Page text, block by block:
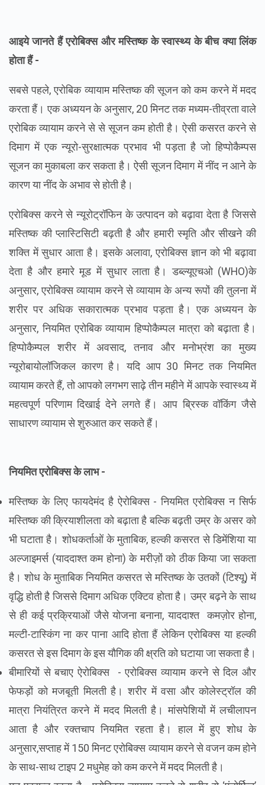
आइये जानते हैं एरोबिक्स और मस्तिष्क के स्वास्थ्य के बीच क्या लिंक
होता हैं -
सबसे पहले, एरोबिक व्यायाम मस्तिष्क की सूजन को कम करने में मदद
करता हैं। एक अध्ययन के अनुसार, 20 मिनट तक मध्यम-तीव्रता वाले
एरोबिक व्यायाम करने से से सूजन कम होती है। ऐसी कसरत करने से
दिमाग में एक न्यूरो-सुरक्षात्मक प्रभाव भी पड़ता है जो हिप्पोकैम्पस
सूजन का मुकाबला कर सकता है। ऐसी सूजन दिमाग में नींद न आने के
कारण या नींद के अभाव से होती है।
एरोबिक्स करने से न्यूरोट्रॉफिन के उत्पादन को बढ़ावा देता है जिससे
मस्तिष्क की प्लास्टिसिटी बढ़ती है और हमारी स्मृति और सीखने की
शक्ति में सुधार आता है। इसके अलावा, एरोबिक्स ज्ञान को भी बढ़ावा
देता है और हमारे मूड में सुधार लाता है। डब्ल्यूएचओ (WHO)के
अनुसार, एरोबिक्स व्यायाम करने से व्यायाम के अन्य रूपों की तुलना में
शरीर पर अधिक सकारात्मक प्रभाव पड़ता है। एक अध्ययन के
अनुसार, नियमित एरोबिक व्यायाम हिप्पोकैम्पल मात्रा को बढ़ाता है।
हिप्पोकैम्पल शरीर में अवसाद, तनाव और मनोभ्रंश का मुख्य
न्यूरोबायोलॉजिकल कारण है। यदि आप 30 मिनट तक नियमित
व्यायाम करते हैं, तो आपको लगभग साढ़े तीन महीने में आपके स्वास्थ्य में
महत्वपूर्ण परिणाम दिखाई देने लगते हैं। आप ब्रिस्क वॉकिंग जैसे
साधारण व्यायाम से शुरुआत कर सकते हैं।
नियमित एरोबिक्स के लाभ -
मस्तिष्क के लिए फायदेमंद है ऐरोबिक्स - नियमित एरोबिक्स न सिर्फ
मस्तिष्क की क्रियाशीलता को बढ़ाता है बल्कि बढ़ती उम्र के असर को
भी घटाता है। शोधकर्ताओं के मुताबिक, हल्की कसरत से डिमेंशिया या
अल्जाइमर्स (याददाश्त कम होना) के मरीज़ों को ठीक किया जा सकता
है। शोध के मुताबिक नियमित कसरत से मस्तिष्क के उतकों (टिश्यू) में
वृद्धि होती है जिससे दिमाग अधिक एक्टिव होता है। उम्र बढ़ने के साथ
से ही कई प्रक्रियाओं जैसे योजना बनाना, याददाश्त कमज़ोर होना,
मल्टी-टास्किंग ना कर पाना आदि होता हैं लेकिन एरोबिक्स या हल्की
कसरत से इस दिमाग के इस यौगिक की क्ष्रति को घटाया जा सकता है।
बीमारियों से बचाए ऐरोबिक्स - एरोबिक्स व्यायाम करने से दिल और
फेफड़ों को मजबूती मिलती है। शरीर में वसा और कोलेस्ट्रॉल की
मात्रा नियंत्रित करने में मदद मिलती है। मांसपेशियों में लचीलापन
आता है और रक्तचाप नियमित रहता है। हाल में हुए शोध के
अनुसार,सप्ताह में 150 मिनट एरोबिक्स व्यायाम करने से वजन कम होने
के साथ-साथ टाइप 2 मधुमेह को कम करने में मदद मिलती है।